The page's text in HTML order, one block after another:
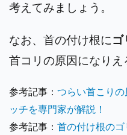
考えてみましょう。
なお、首の付け根にゴ
首コリの原因になりえ
参考記事： つらい首こり
ッチを専門家が解説！
参考記事： 首の付け根の